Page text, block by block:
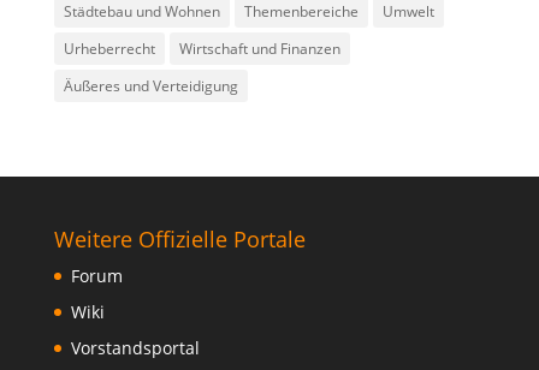
Städtebau und Wohnen
Themenbereiche
Umwelt
Urheberrecht
Wirtschaft und Finanzen
Äußeres und Verteidigung
Weitere Offizielle Portale
Forum
Wiki
Vorstandsportal